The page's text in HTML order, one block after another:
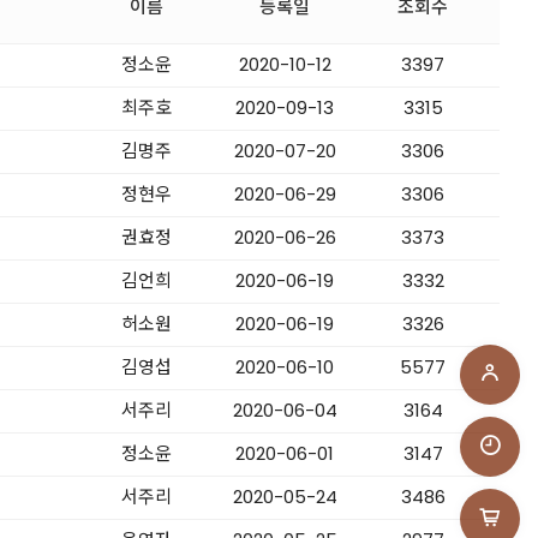
이름 등록일 조회수
정소윤 2020-10-12
3397
최주호
2020-09-13
3315
김명주
2020-07-20
3306
정현우
2020-06-29
3306
권효정
2020-06-26
3373
김언희
2020-06-19
3332
허소원
2020-06-19
3326
김영섭
2020-06-10
5577
서주리
2020-06-04
3164
정소윤
2020-06-01
3147
서주리
2020-05-24
3486